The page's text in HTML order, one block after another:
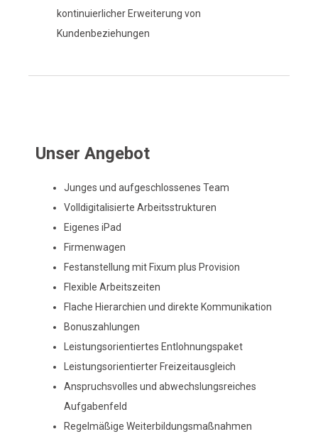
kontinuierlicher Erweiterung von
Kundenbeziehungen
Unser Angebot
Junges und aufgeschlossenes Team
Volldigitalisierte Arbeitsstrukturen
Eigenes iPad
Firmenwagen
Festanstellung mit Fixum plus Provision
Flexible Arbeitszeiten
Flache Hierarchien und direkte Kommunikation
Bonuszahlungen
Leistungsorientiertes Entlohnungspaket
Leistungsorientierter Freizeitausgleich
Anspruchsvolles und abwechslungsreiches
Aufgabenfeld
Regelmäßige Weiterbildungsmaßnahmen